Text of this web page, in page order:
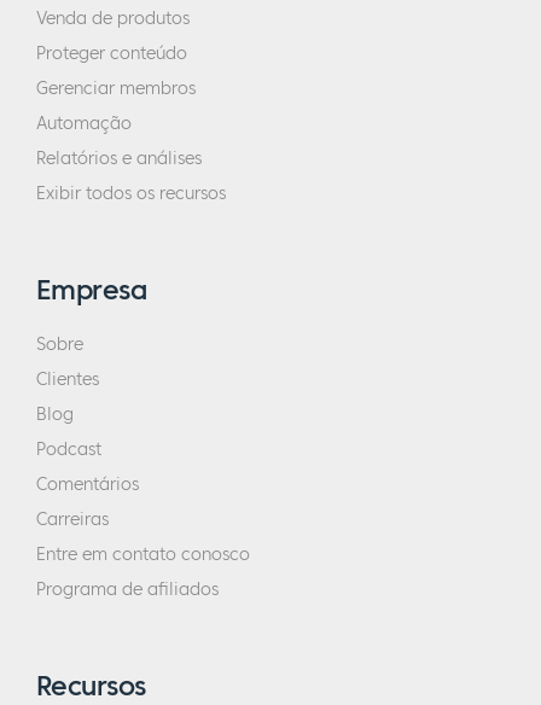
Venda de produtos
Proteger conteúdo
Gerenciar membros
Automação
Relatórios e análises
Exibir todos os recursos
Empresa
Sobre
Clientes
Blog
Podcast
Comentários
Carreiras
Entre em contato conosco
Programa de afiliados
Recursos